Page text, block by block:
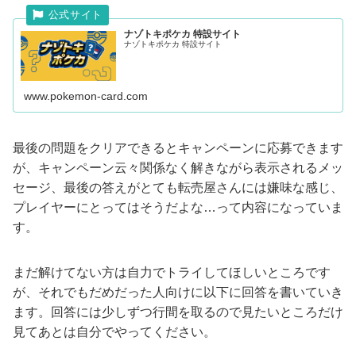
ナゾトキポケカ 特設サイト
ナゾトキポケカ 特設サイト
www.pokemon-card.com
最後の問題をクリアできるとキャンペーンに応募できます
が、キャンペーン云々関係なく解きながら表示されるメッ
セージ、最後の答えがとても転売屋さんには嫌味な感じ、
プレイヤーにとってはそうだよな…って内容になっていま
す。
まだ解けてない方は自力でトライしてほしいところです
が、それでもだめだった人向けに以下に回答を書いていき
ます。回答には少しずつ行間を取るので見たいところだけ
見てあとは自分でやってください。